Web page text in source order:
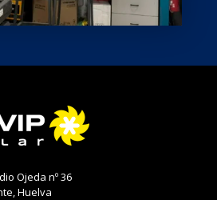
Ojeda nº 36
Huelva